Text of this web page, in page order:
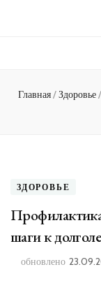
Главная/Здоровье/
ЗДОРОВЬЕ
шаги к
обновлено